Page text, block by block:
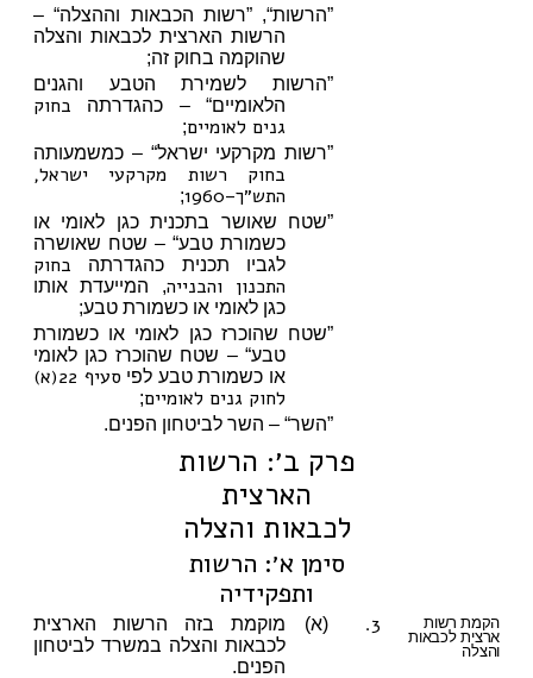
”הרשות“, ”רשות הכבאות וההצלה“ –
הרשות הארצית לכבאות והצלה
שהוקמה בחוק זה;
”הרשות לשמירת הטבע והגנים
הלאומיים“ – כהגדרתה בחוק
גנים לאומיים;
”רשות מקרקעי ישראל“ – כמשמעותה
בחוק רשות מקרקעי ישראל,
התש״ך–1960
;
”שטח שאושר בתכנית כגן לאומי או
כשמורת טבע“ – שטח שאושרה
לגביו תכנית כהגדרתה בחוק
התכנון והבנייה, המייעדת אותו
כגן לאומי או כשמורת טבע;
”שטח שהוכרז כגן לאומי או כשמורת
טבע“ – שטח שהוכרז כגן לאומי
או כשמורת טבע לפי
סעיף 22(א)
לחוק גנים לאומיים;
”השר“ – השר לביטחון הפנים.
פרק ב׳: הרשות
הארצית
לכבאות והצלה
סימן א׳: הרשות
ותפקידיה
3.
הקמת רשות
ארצית לכבאות
והצלה
(א)
מוקמת בזה הרשות הארצית
לכבאות והצלה במשרד לביטחון
הפנים.